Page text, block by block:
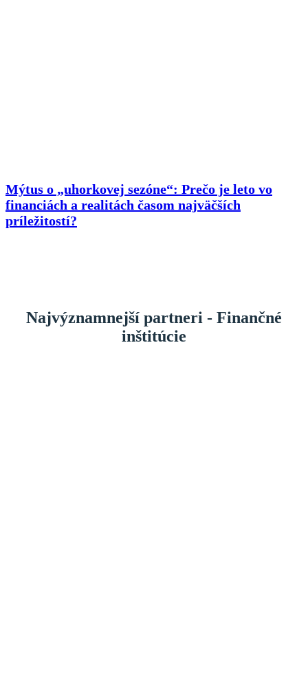
Mýtus o „uhorkovej sezóne“: Prečo je leto vo
financiách a realitách časom najväčších
príležitostí?
Najvýznamnejší partneri - Finančné
inštitúcie